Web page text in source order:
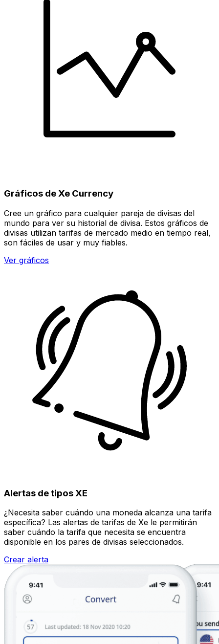
Gráficos de Xe Currency
Cree un gráfico para cualquier pareja de divisas del
mundo para ver su historial de divisa. Estos gráficos de
divisas utilizan tarifas de mercado medio en tiempo real,
son fáciles de usar y muy fiables.
Ver gráficos
Alertas de tipos XE
¿Necesita saber cuándo una moneda alcanza una tarifa
específica? Las alertas de tarifas de Xe le permitirán
saber cuándo la tarifa que necesita se encuentra
disponible en los pares de divisas seleccionados.
Crear alerta